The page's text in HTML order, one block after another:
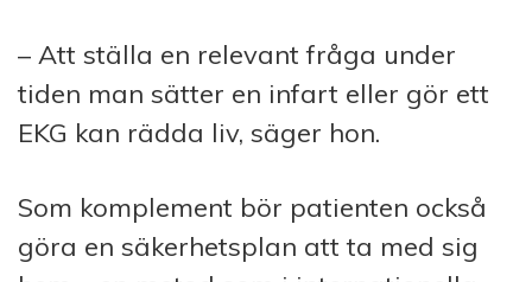
– Att ställa en relevant fråga under
tiden man sätter en infart eller gör ett
EKG kan rädda liv, säger hon.
Som komplement bör patienten också
göra en säkerhetsplan att ta med sig